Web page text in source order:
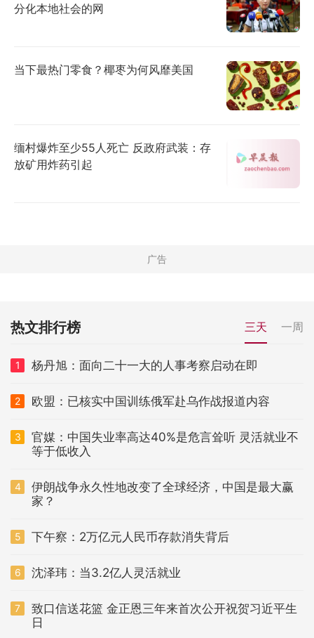
分化本地社会的网
当下最热门零食？椰枣为何风靡美国
缅村爆炸至少55人死亡 反政府武装：存
放矿用炸药引起
热文排行榜 三天 一周
1 杨丹旭：面向二十一大的人事考察启动在即
2 欧盟：已核实中国训练俄军赴乌作战报道内容
3
官媒：中国失业率高达40%是危言耸听 灵活就业不
等于低收入
4
伊朗战争永久性地改变了全球经济，中国是最大赢
家？
5 下午察：2万亿元人民币存款消失背后
6 沈泽玮：当3.2亿人灵活就业
7
致口信送花篮 金正恩三年来首次公开祝贺习近平生
日